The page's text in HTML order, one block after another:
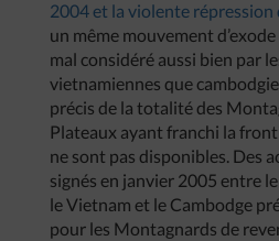
2004 et la violente répression
un même mouvement
mal considéré aussi bien par
vietnamiennes que
précis de la totalité des
Plateaux ayant franchi la
ne sont pas disponibles. Des
signés en janvier 2005 entre
le Vietnam et le Cambodge
pour les Montagnards de